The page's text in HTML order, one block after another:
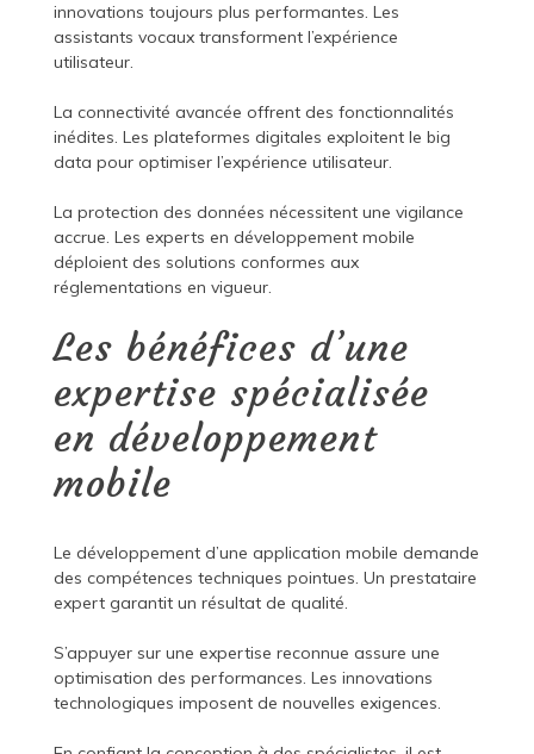
innovations toujours plus performantes. Les
assistants vocaux transforment l’expérience
utilisateur.
La connectivité avancée offrent des fonctionnalités
inédites. Les plateformes digitales exploitent le big
data pour optimiser l’expérience utilisateur.
La protection des données nécessitent une vigilance
accrue. Les experts en développement mobile
déploient des solutions conformes aux
réglementations en vigueur.
Les bénéfices d’une
expertise spécialisée
en développement
mobile
Le développement d’une application mobile demande
des compétences techniques pointues. Un prestataire
expert garantit un résultat de qualité.
S’appuyer sur une expertise reconnue assure une
optimisation des performances. Les innovations
technologiques imposent de nouvelles exigences.